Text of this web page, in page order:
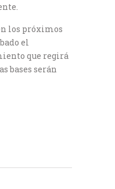
los próximos
el
que regirá
bases serán